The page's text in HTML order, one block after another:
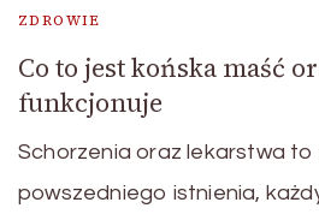
ZDROWIE
Co to jest końska maść
funkcjonuje
Schorzenia oraz lekarstwa to
powszedniego istnienia,